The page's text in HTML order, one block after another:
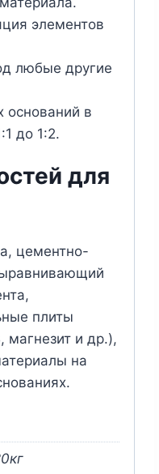
элементов
любые другие
оснований в
до 1:2.
для
цементно-
плиты
магнезит и др.),
на